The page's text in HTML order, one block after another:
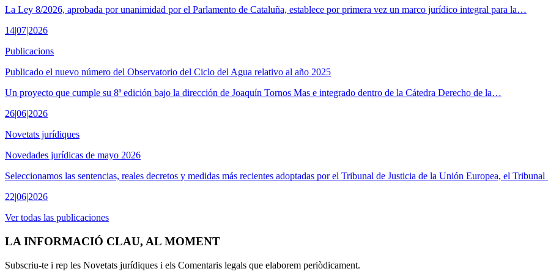
La Ley 8/2026, aprobada por unanimidad por el Parlamento de Cataluña, establece por primera vez un marco jurídico integral para la…
14|07|2026
Publicacions
Publicado el nuevo número del Observatorio del Ciclo del Agua relativo al año 2025
Un proyecto que cumple su 8ª edición bajo la dirección de Joaquín Tornos Mas e integrado dentro de la Cátedra Derecho de la…
26|06|2026
Novetats jurídiques
Novedades jurídicas de mayo 2026
Seleccionamos las sentencias, reales decretos y medidas más recientes adoptadas por el Tribunal de Justicia de la Unión Europea, el
22|06|2026
Ver todas las publicaciones
LA INFORMACIÓ CLAU, AL MOMENT
Subscriu-te i rep les Novetats jurídiques i els Comentaris legals que elaborem periòdicament.